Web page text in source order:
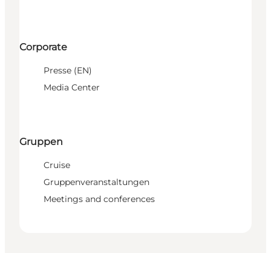
Corporate
Presse (EN)
Media Center
Gruppen
Cruise
Gruppenveranstaltungen
Meetings and conferences